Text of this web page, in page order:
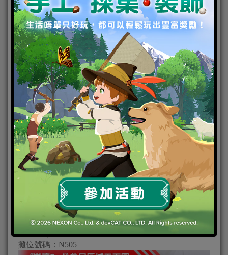
[圖6] 《崩壞3rd》部分場販周邊圖示
[圖7] 《崩壞3rd》販賣活動贈品示意圖
《崩壞3rd》X 2021台北國際電玩展【EVA聯動紀念展
出】活動資訊
展出時間：2021年 1 月 28 日（四）至 2021 年 1 月 31
展出地點：台北南港展覽館一館（台北市南港區經貿
二路1號）
攤位號碼：N505